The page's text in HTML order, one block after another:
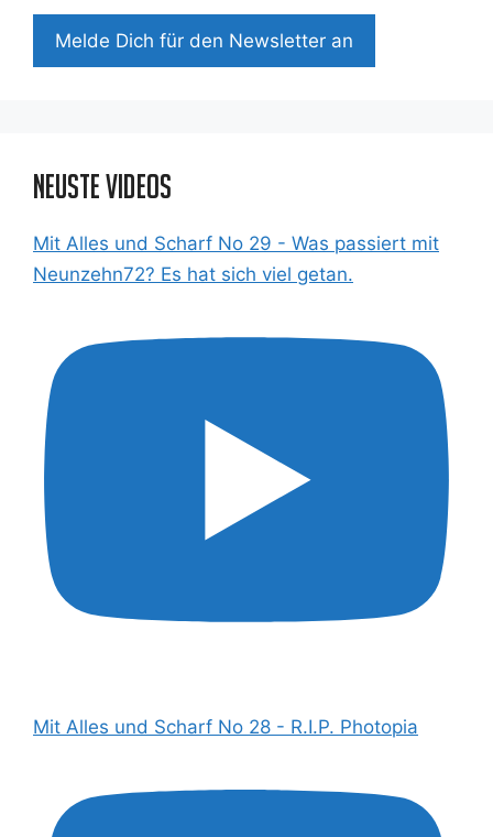
Mel­de Dich für den News­let­ter an
Neuste Videos
Mit Alles und Scharf No 29 - Was passiert mit
Neunzehn72? Es hat sich viel getan.
Mit Alles und Scharf No 28 - R.I.P. Photopia